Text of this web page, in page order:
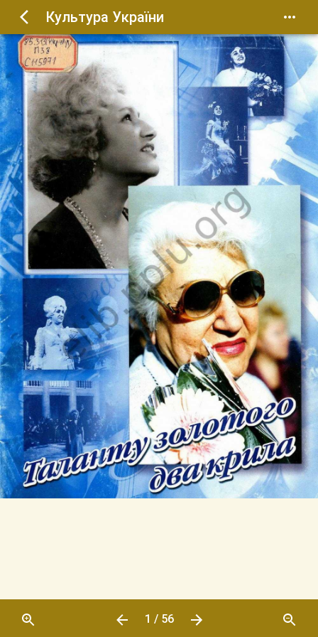
Культура України
1 / 56